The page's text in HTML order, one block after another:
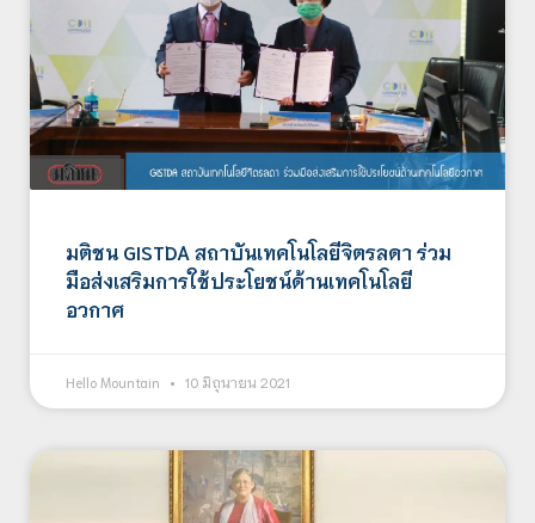
มติชน GISTDA สถาบันเทคโนโลยีจิตรลดา ร่วม
มือส่งเสริมการใช้ประโยชน์ด้านเทคโนโลยี
อวกาศ
Hello Mountain 10 มิถุนายน 2021